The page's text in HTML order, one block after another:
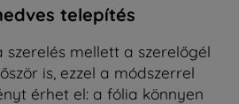
telepítés
mellett a szerelőgél
is, ezzel a módszerrel
érhet el: a fólia könnyen